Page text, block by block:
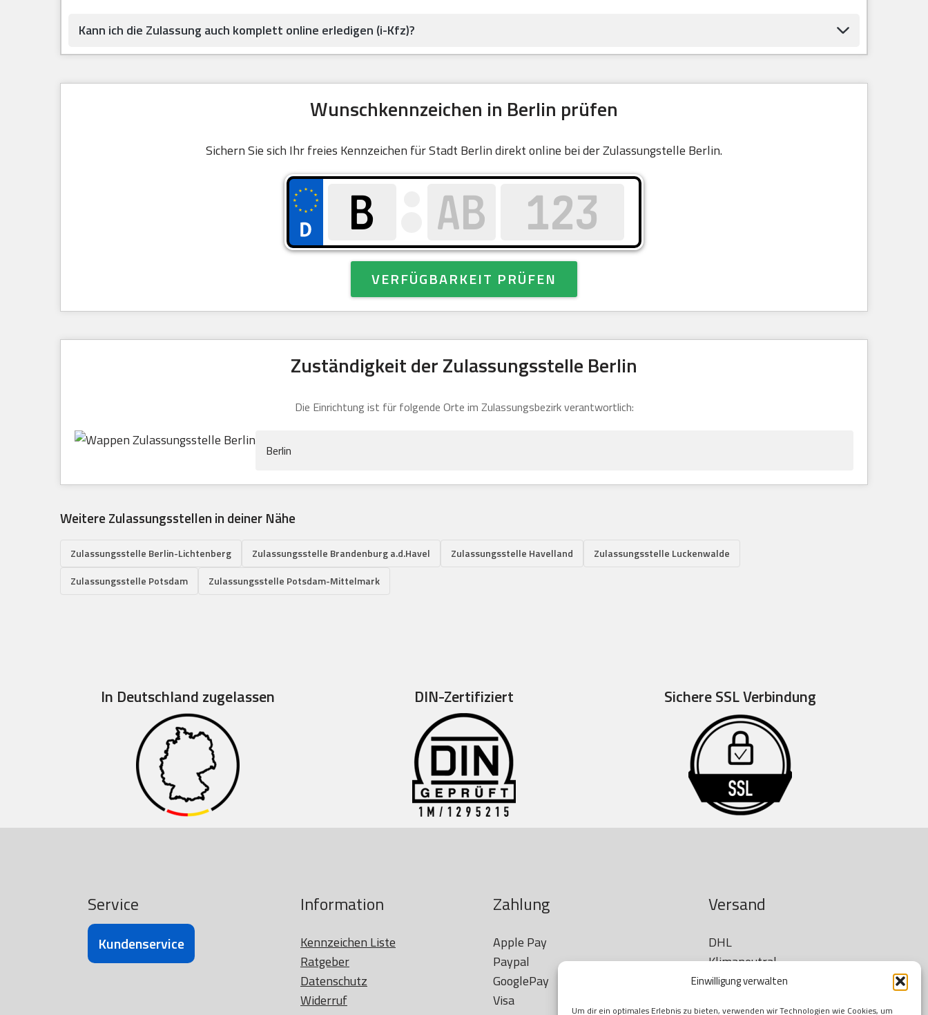
Einwilligung verwalten
Um dir ein optimales Erlebnis zu bieten, verwenden wir Technologien wie Cookies, um
Kann ich die Zulassung auch komplett online erledigen (i-Kfz)?
Wunschkennzeichen in Berlin prüfen
Sichern Sie sich Ihr freies Kennzeichen für Stadt Berlin direkt online bei der Zulassungstelle Berlin.
VERFÜGBARKEIT PRÜFEN
Zuständigkeit der Zulassungsstelle Berlin
Die Einrichtung ist für folgende Orte im Zulassungsbezirk verantwortlich:
Berlin
Weitere Zulassungsstellen in deiner Nähe
Zulassungsstelle Berlin-Lichtenberg Zulassungsstelle Brandenburg a.d.Havel Zulassungsstelle Havelland
Zulassungsstelle Luckenwalde
Zulassungsstelle Potsdam
Zulassungsstelle Potsdam-Mittelmark
In Deutschland zugelassen DIN-Zertifiziert Sichere SSL Verbindung
Service
Kundenservice
Information
Kennzeichen Liste
Ratgeber
Datenschutz
Widerruf
Zahlung
Apple Pay
Paypal
GooglePay
Visa
Versand
DHL
Klimaneutral